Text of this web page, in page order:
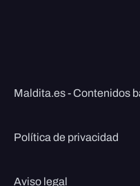
Maldita.es - Contenidos
Política de privacidad
Aviso legal